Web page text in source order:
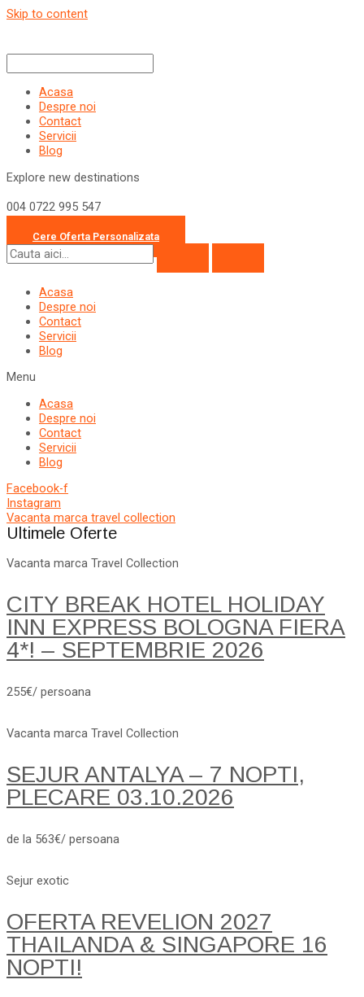
Skip to content
Acasa
Despre noi
Contact
Servicii
Blog
Explore new destinations
004 0722 995 547
Cere Oferta Personalizata
Acasa
Despre noi
Contact
Servicii
Blog
Menu
Acasa
Despre noi
Contact
Servicii
Blog
Facebook-f
Instagram
Vacanta marca travel collection
Ultimele Oferte
Vacanta marca Travel Collection
CITY BREAK HOTEL HOLIDAY
INN EXPRESS BOLOGNA FIERA
4*! – SEPTEMBRIE 2026
255€/ persoana
Vacanta marca Travel Collection
SEJUR ANTALYA – 7 NOPTI,
PLECARE 03.10.2026
de la 563€/ persoana
Sejur exotic
OFERTA REVELION 2027
THAILANDA & SINGAPORE 16
NOPTI!